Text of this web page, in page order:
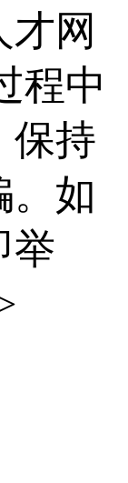
网
程中
保持
。如
举